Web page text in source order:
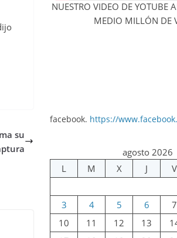
su
NUESTRO VIDEO DE YOTUBE
MEDIO MILLÓN DE
facebook. https://
agosto 2026
L
M X J V
3
4 5 6 7
10
11 12 13